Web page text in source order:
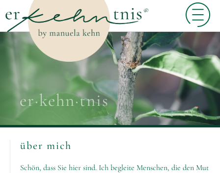
er·kehn·tnis
über mich
Schön, dass Sie hier sind. Ich begleite Menschen, die den Mut